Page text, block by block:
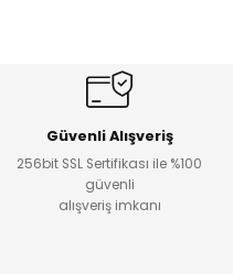
Güvenli Alışveriş
256bit SSL Sertifikası ile %100
güvenli
alışveriş imkanı